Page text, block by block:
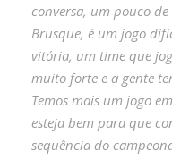
conversa, um pouco
Brusque, é um jogo
vitória, um time que
muito forte e a gente
Temos mais um jogo
esteja bem para que
sequência do